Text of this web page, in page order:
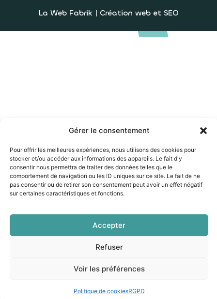
Gérer le consentement
Pour offrir les meilleures expériences, nous utilisons des cookies pour
stocker et/ou accéder aux informations des appareils. Le fait d'y
consentir nous permettra de traiter des données telles que le
comportement de navigation ou les ID uniques sur ce site. Le fait de ne
pas consentir ou de retirer son consentement peut avoir un effet négatif
sur certaines caractéristiques et fonctions.
Accepter
Refuser
Voir les préférences
Politique de cookiesRGPD
La Web Fabrik | Création web et SEO